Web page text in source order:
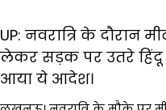
UP: नवरात्रि के दौरान
लेकर सड़क पर उतरे हिंदू
आया ये आदेश।